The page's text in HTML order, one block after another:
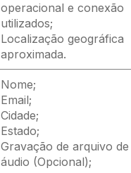
operacional e conexão
utilizados;
Localização geográfica
aproximada.
Nome;
Email;
Cidade;
Estado;
Gravação de arquivo de
áudio (Opcional);